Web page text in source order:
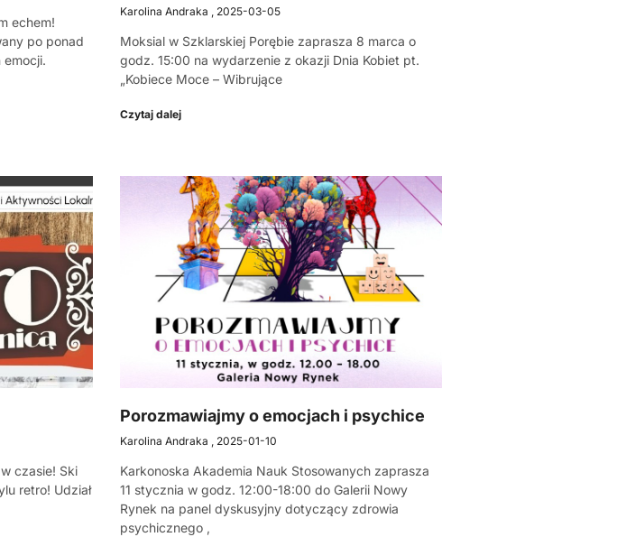
echem!
po ponad
emocji.
Karolina Andraka 2025-03-05
Moksial w Szklarskiej Porębie zaprasza 8 marca o
godz. 15:00 na wydarzenie z okazji Dnia Kobiet pt.
„Kobiece Moce – Wibrujące
Czytaj dalej
czasie! Ski
retro! Udział
Porozmawiajmy o emocjach i psychice
Karolina Andraka 2025-01-10
Karkonoska Akademia Nauk Stosowanych zaprasza
11 stycznia w godz. 12:00-18:00 do Galerii Nowy
Rynek na panel dyskusyjny dotyczący zdrowia
psychicznego ,